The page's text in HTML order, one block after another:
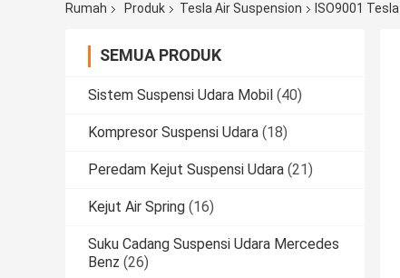
Rumah Produk Tesla Air Suspension ISO9001
SEMUA PRODUK
Sistem Suspensi Udara Mobil (40)
Kompresor Suspensi Udara (18)
Peredam Kejut Suspensi Udara (21)
Kejut Air Spring (16)
Suku Cadang Suspensi Udara Mercedes
Benz (26)